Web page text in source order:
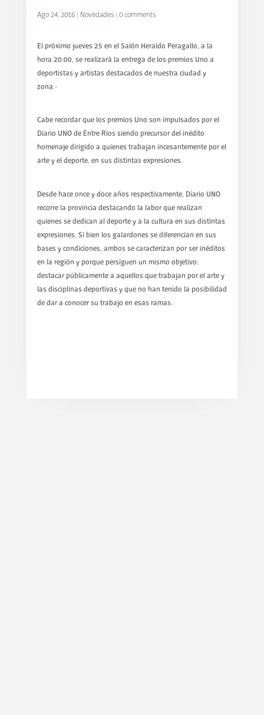
Ago 24, 2016| Novedades| 0 comments
El próximo jueves 25 en el Salón Heraldo Peragallo, a la
hora 20:00, se realizará la entrega de los premios Uno a
deportistas y artistas destacados de nuestra ciudad y
zona.-
Cabe recordar que los premios Uno son impulsados por el
Diario UNO de Entre Ríos siendo precursor del inédito
homenaje dirigido a quienes trabajan incesantemente por el
arte y el deporte, en sus distintas expresiones.
Desde hace once y doce años respectivamente, Diario UNO
recorre la provincia destacando la labor que realizan
quienes se dedican al deporte y a la cultura en sus distintas
expresiones. Si bien los galardones se diferencian en sus
bases y condiciones, ambos se caracterizan por ser inéditos
en la región y porque persiguen un mismo objetivo:
destacar públicamente a aquellos que trabajan por el arte y
las disciplinas deportivas y que no han tenido la posibilidad
de dar a conocer su trabajo en esas ramas.